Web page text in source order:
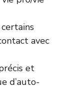
avec
et
d’auto-